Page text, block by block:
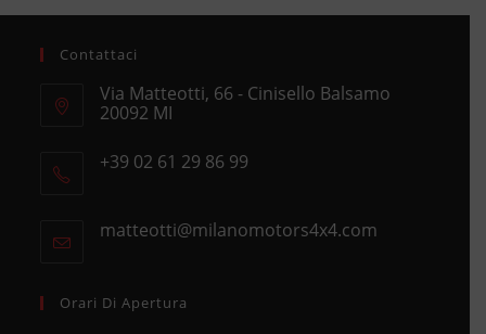
Contattaci
Via Matteotti, 66 - Cinisello Balsamo
20092 MI
in
tab
+39 02 61 29 86 99
your
matteotti@milanomotors4x4.comOpens
Orari Di Apertura